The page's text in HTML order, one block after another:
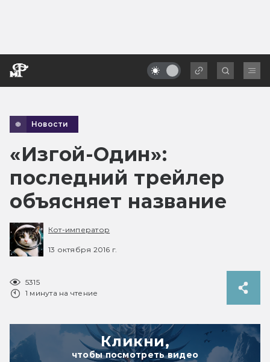
Новости
«Изгой-Один»:
последний трейлер
объясняет название
Кот-император
13 октября 2016 г.
5315
1 минута на чтение
Кликни,
чтобы посмотреть видео